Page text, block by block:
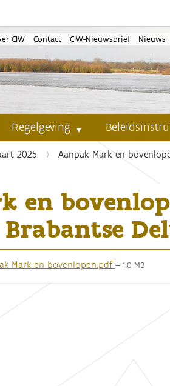
CIW Contact CIW-Nieuwsbrief Nieuws
Regelgeving
2025 Aanpak Mark en
en
Mark en bovenlopen.pdf — 1.0 MB